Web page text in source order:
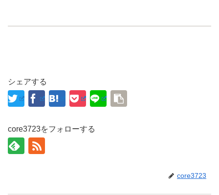
シェアする
core3723をフォローする
core3723